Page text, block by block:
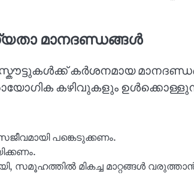
മാനദണ്ഡങ്ങൾ
സ്കൗട്ടുകൾക്ക് കർശനമായ
കഴിവുകളും
പങ്കെടുക്കണം.
സമൂഹത്തിൽ മികച്ച മാറ്റങ്ങൾ